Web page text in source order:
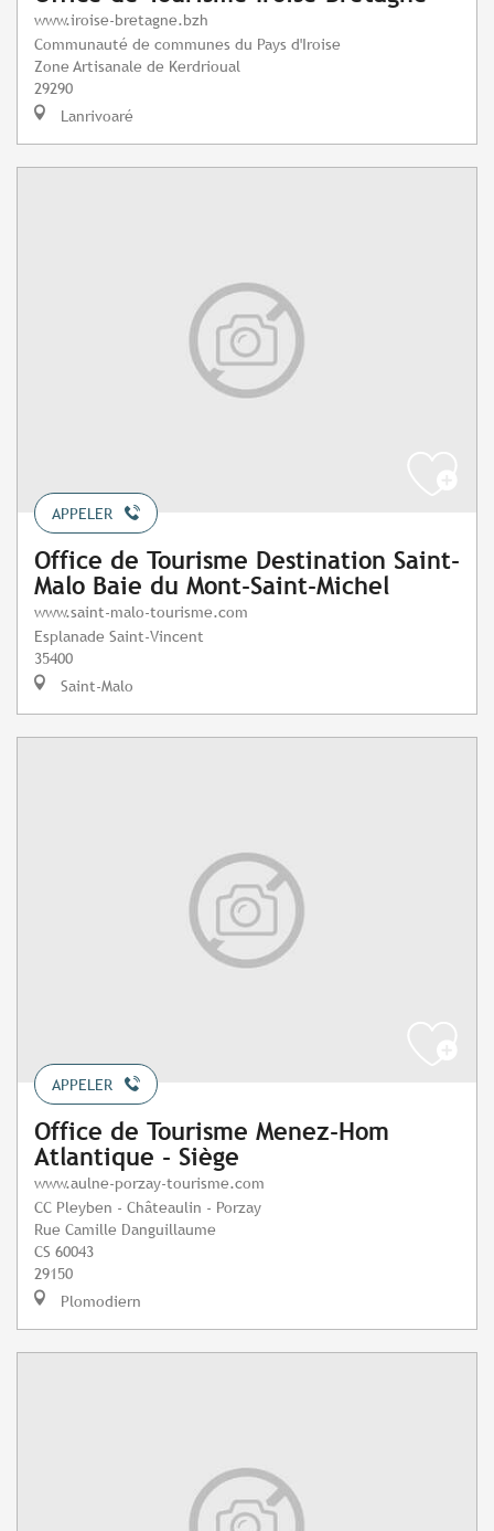
www.iroise-bretagne.bzh
Communauté de communes du Pays d'Iroise
Zone Artisanale de Kerdrioual
29290
Lanrivoaré
APPELER
Office de Tourisme Destination Saint-
Malo Baie du Mont-Saint-Michel
www.saint-malo-tourisme.com
Esplanade Saint-Vincent
35400
Saint-Malo
APPELER
Office de Tourisme Menez-Hom
Atlantique - Siège
www.aulne-porzay-tourisme.com
CC Pleyben - Châteaulin - Porzay
Rue Camille Danguillaume
CS 60043
29150
Plomodiern